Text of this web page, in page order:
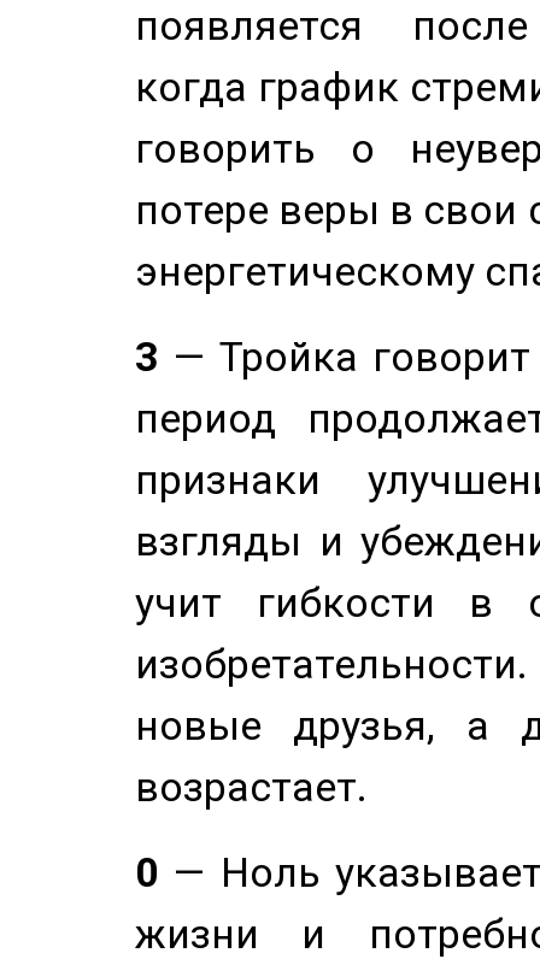
появляется
когда график
говорить о
потере веры в свои
энергетическому
3 — Тройка
период
признаки
взгляды и
учит гибкости в
новые друзья, а
возрастает.
0 — Ноль
жизни и